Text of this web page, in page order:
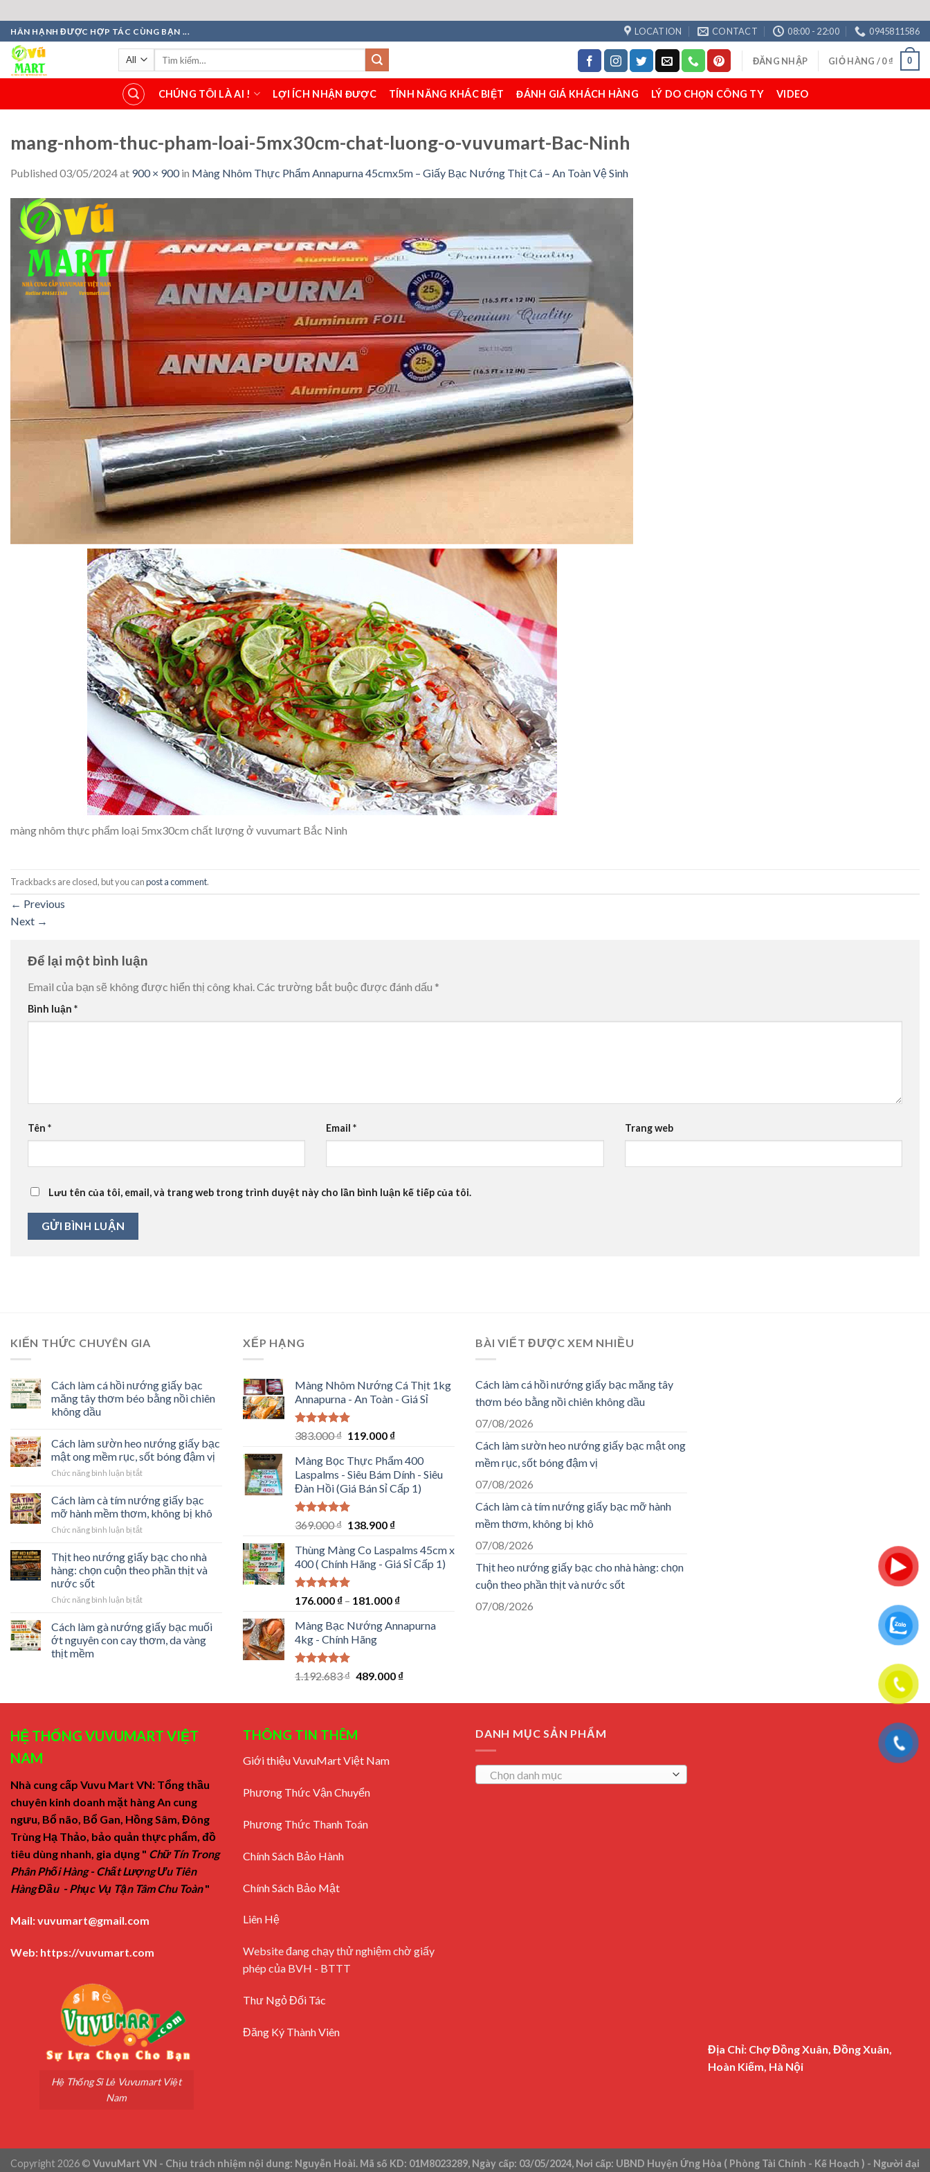
Skip
to
content
HÂN HẠNH ĐƯỢC HỢP TÁC CÙNG BẠN ... LOCATION CONTACT 08:00 - 22:00 0945811586
ĐĂNG NHẬP GIỎ HÀNG /0₫ 0
CHÚNG TÔI LÀ AI ! LỢI ÍCH NHẬN ĐƯỢC TÍNH NĂNG KHÁC BIỆT ĐÁNH GIÁ KHÁCH HÀNG LÝ DO CHỌN CÔNG TY VIDEO
mang-nhom-thuc-pham-loai-5mx30cm-chat-luong-o-vuvumart-Bac-Ninh
Published 03/05/2024at 900 × 900in Màng Nhôm Thực Phẩm Annapurna 45cmx5m – Giấy Bạc Nướng Thịt Cá – An Toàn Vệ Sinh
màng nhôm thực phẩm loại 5mx30cm chất lượng ở vuvumart Bắc Ninh
Trackbacks are closed, but you canpost a comment.
← Previous
Next →
Để lại một bình luận
Email của bạn sẽ không được hiển thị công khai.Các trường bắt buộc được đánh dấu *
Bình luận *
Tên * Email* Trang web
Lưu tên của tôi, email, và trang web trong trình duyệt này cho lần bình luận kế tiếp của tôi.
KIẾN THỨC CHUYÊN GIA
Cách làm cá hồi nướng giấy bạc
măng tây thơm béo bằng nồi chiên
không dầu
Cách làm sườn heo nướng giấy bạc
mật ong mềm rục, sốt bóng đậm vị
Chức năng bình luận bị tắtở
làm
sườn
heo
nướng
bạc
ong
rục,
bóng
đậm
Cách làm cà tím nướng giấy bạc
mỡ hành mềm thơm, không bị khô
Chức năng bình luận bị tắtở
làm
cà
tím
giấy
mỡ
hành
mềm
Thịt heo nướng giấy bạc cho nhà
hàng: chọn cuộn theo phần thịt và
nước sốt
Chức năng bình luận bị tắtở
heo
nướng
giấy
chọn
phần
sốt
Cách làm gà nướng giấy bạc muối
ớt nguyên con cay thơm, da vàng
thịt mềm
XẾP HẠNG
Màng Nhôm Nướng Cá Thịt 1kg
Annapurna - An Toàn - Giá Sỉ
Được xếp
5 sao
383.000₫ Giá
là:
383.000 ₫.
119.000 ₫Giá
tại
là:
119.000 ₫.
Màng Bọc Thực Phẩm 400
Laspalms - Siêu Bám Dính - Siêu
Đàn Hồi (Giá Bán Sỉ Cấp 1)
Được xếp
5 sao
369.000₫ Giá
là:
369.000 ₫.
138.900 ₫Giá
tại
là:
Thùng Màng Co Laspalms 45cm x
400 ( Chính Hãng - Giá Sỉ Cấp 1)
Được xếp
5 sao
176.000 ₫ – 181.000 ₫
Màng Bạc Nướng Annapurna
4kg - Chính Hãng
Được xếp
1.192.683₫ Giá
là:
489.000 ₫Giá
tại
BÀI VIẾT ĐƯỢC XEM NHIỀU
Cách làm cá hồi nướng giấy bạc măng tây
thơm béo bằng nồi chiên không dầu
07/08/2026
Cách làm sườn heo nướng giấy bạc mật ong
mềm rục, sốt bóng đậm vị
07/08/2026
Cách làm cà tím nướng giấy bạc mỡ hành
mềm thơm, không bị khô
07/08/2026
Thịt heo nướng giấy bạc cho nhà hàng: chọn
cuộn theo phần thịt và nước sốt
07/08/2026
HỆ THỐNG VUVUMART VIỆT
NAM
Nhà cung cấp Vuvu Mart VN: Tổng thầu
chuyên kinh doanh mặt hàng An cung
ngưu, Bổ não, Bổ Gan, Hồng Sâm, Đông
Trùng Hạ Thảo, bảo quản thực phẩm, đồ
tiêu dùng nhanh, gia dụng " Chữ Tín Trong
Phân Phối Hàng - Chất Lượng Ưu Tiên
Hàng Đầu - Phục Vụ Tận Tâm Chu Toàn"
Mail:vuvumart@gmail.com
Web: https://vuvumart.com
Hệ Thống Sỉ Lẻ Vuvumart Việt
Nam
THÔNG TIN THÊM
Giới thiệu VuvuMart Việt Nam
Phương Thức Vận Chuyển
Phương Thức Thanh Toán
Chính Sách Bảo Hành
Chính Sách Bảo Mật
Liên Hệ
Website đang chạy thử nghiệm chờ giấy
phép của BVH - BTTT
Thư Ngỏ Đối Tác
Đăng Ký Thành Viên
DANH MỤC SẢN PHẨM
Chọn danh mục
Địa Chỉ: Chợ Đồng Xuân, Đồng Xuân,
Hoàn Kiếm, Hà Nội
Copyright 2026 © VuvuMart VN - Chịu trách nhiệm nội dung: Nguyễn Hoài. Mã số KD: 01M8023289, Ngày cấp: 03/05/2024, Nơi cấp: UBND Huyện Ứng Hòa ( Phòng Tài Chính - Kế Hoạch ) - Người đại